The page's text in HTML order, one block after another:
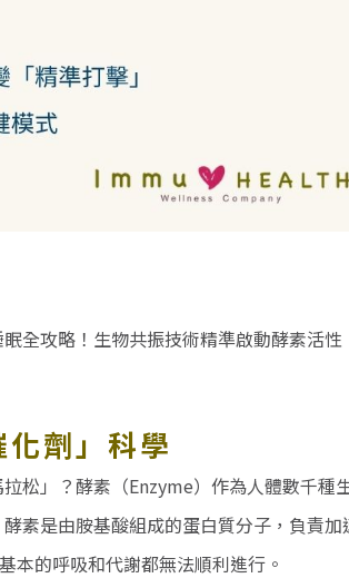
全攻略！生物共振技術精準啟動酵素活性
劑」科學
松」？酵素（Enzyme）作為人體數千種
素是由胺基酸組成的蛋白質分子，負責加
本的呼吸和代謝都無法順利進行。